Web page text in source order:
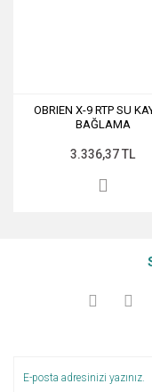
OBRIEN X-9 RTP SU
BAĞLAMA
3.336,37 TL